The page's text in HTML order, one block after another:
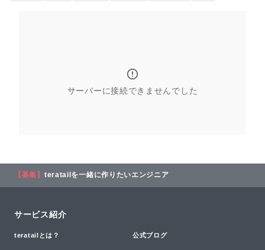
サーバーに接続できませんでした
【募集】 teratailを一緒に作りたいエンジニア
サービス紹介
teratailとは？ 公式ブログ